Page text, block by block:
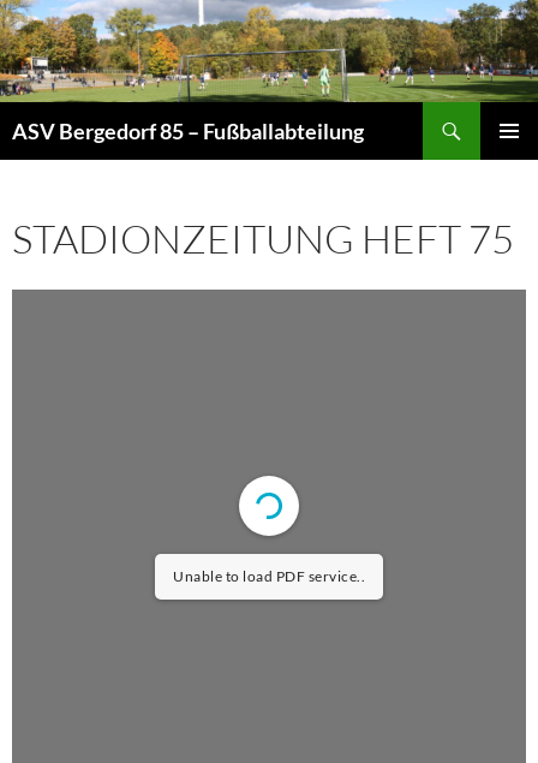
Zum
Inhalt
springen
ASV Bergedorf 85 – Fußballabteilung
STADIONZEITUNG HEFT 75
Unable to load PDF service..